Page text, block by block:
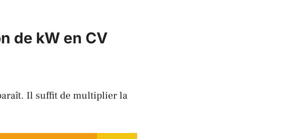
de kW en CV
Il suffit de multiplier la